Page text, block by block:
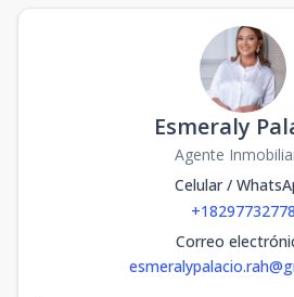
Esmeraly
Agente
Celular /
+18297732778
Correo